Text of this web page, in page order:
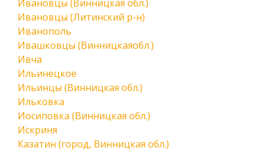
Ивановцы (Винницкая обл.)
Ивановцы (Литинский р-н)
Иванополь
Ивашковцы (Винницкаяобл.)
Ивча
Ильинецкое
Ильинцы (Винницкая обл.)
Ильковка
Иосиповка (Винницкая обл.)
Искриня
Казатин (город, Винницкая обл.)